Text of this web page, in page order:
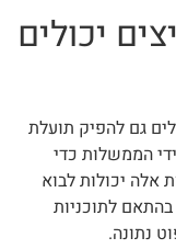
יכולים
גם להפיק תועלת
הממשלות כדי
אלה יכולות לבוא
בהתאם לתוכניות
נתונה.